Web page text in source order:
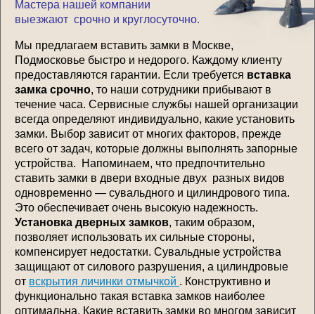
Мастера нашей компании
выезжают срочно и круглосуточно.
Мы предлагаем вставить замки в Москве,
Подмосковье быстро и недорого. Каждому клиенту
предоставляются гарантии. Если требуется вставка
замка срочно, то наши сотрудники прибывают в
течение часа. Сервисные службы нашей организации
всегда определяют индивидуально, какие установить
замки. Выбор зависит от многих факторов, прежде
всего от задач, которые должны выполнять запорные
устройства. Напоминаем, что предпочтительно
ставить замки в двери входные двух разных видов
одновременно — сувальдного и цилиндрового типа.
Это обеспечивает очень высокую надежность.
Установка дверных замков, таким образом,
позволяет использовать их сильные стороны,
компенсирует недостатки. Сувальдные устройства
защищают от силового разрушения, а цилиндровые
от вскрытия личинки отмычкой . Конструктивно и
функционально такая вставка замков наиболее
оптимальна. Какие вставить замки во многом зависит